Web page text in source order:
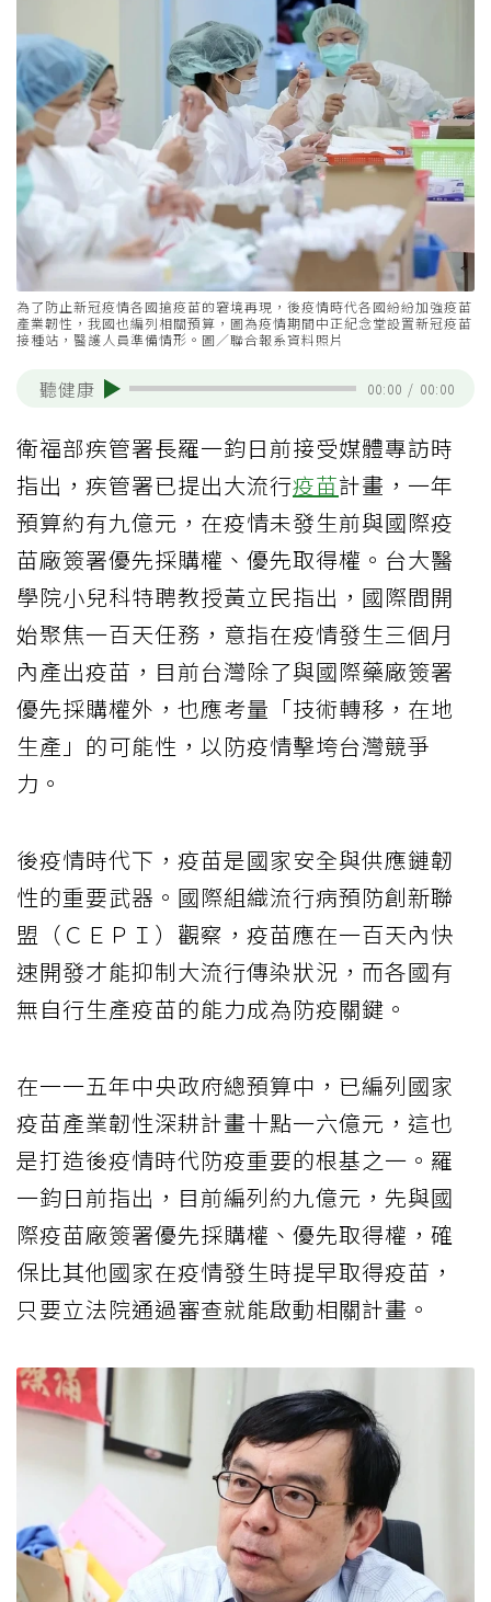
為了防止新冠疫情各國搶疫苗的窘境再現，後疫情時代各國紛紛加強疫苗
產業韌性，我國也編列相關預算，圖為疫情期間中正紀念堂設置新冠疫苗
接種站，醫護人員準備情形。圖／聯合報系資料照片
聽健康 00:00 / 00:00
衛福部疾管署長羅一鈞日前接受媒體專訪時
指出，疾管署已提出大流行疫苗計畫，一年
預算約有九億元，在疫情未發生前與國際疫
苗廠簽署優先採購權、優先取得權。台大醫
學院小兒科特聘教授黃立民指出，國際間開
始聚焦一百天任務，意指在疫情發生三個月
內產出疫苗，目前台灣除了與國際藥廠簽署
優先採購權外，也應考量「技術轉移，在地
生產」的可能性，以防疫情擊垮台灣競爭
力。
後疫情時代下，疫苗是國家安全與供應鏈韌
性的重要武器。國際組織流行病預防創新聯
盟（ＣＥＰＩ）觀察，疫苗應在一百天內快
速開發才能抑制大流行傳染狀況，而各國有
無自行生產疫苗的能力成為防疫關鍵。
在一一五年中央政府總預算中，已編列國家
疫苗產業韌性深耕計畫十點一六億元，這也
是打造後疫情時代防疫重要的根基之一。羅
一鈞日前指出，目前編列約九億元，先與國
際疫苗廠簽署優先採購權、優先取得權，確
保比其他國家在疫情發生時提早取得疫苗，
只要立法院通過審查就能啟動相關計畫。